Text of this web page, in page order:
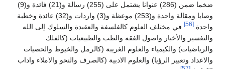
ضخما ضمن (286) عنوانا يشتمل على (255) رسالة و(21) فائدة و(9)
وصايا ومقالة واحدة و(253) موعظة و(3) واردات و(32) عائدة وخطبة
واحدة. [56]
في مختلف العلوم كالفلسفة والعقيدة والسلوك إلى الله
والتفسير والأخبار واصول الفقه والطب والطبيعيات (كالفلك
والرياضيات) والكيمياء والعلوم الغريبة (كالرمل والخيوط والحصيات
والاعداد وتعبير الرؤيا) والعلوم الادبية (كالصرف والنحو والاملاء واداب